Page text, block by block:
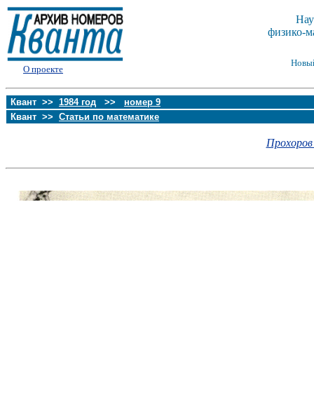
О проекте
физико-
Квант >> 1984 год >> номер 9
Квант >> Статьи по математике